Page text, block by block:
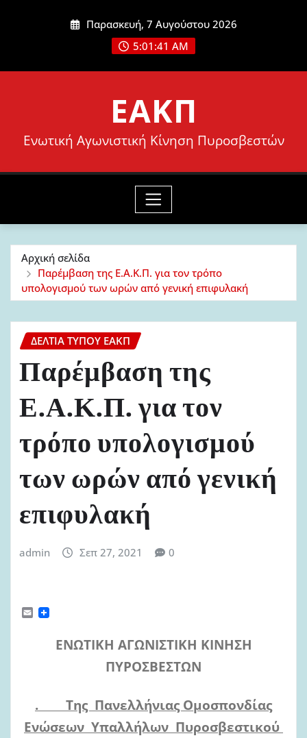
Παρασκευή, 7 Αυγούστου 2026
5:01:43 AM
ΕΑΚΠ
Ενωτική Αγωνιστική Κίνηση Πυροσβεστών
Αρχική σελίδα
Παρέμβαση της Ε.Α.Κ.Π. για τον τρόπο
υπολογισμού των ωρών από γενική επιφυλακή
ΔΕΛΤΊΑ ΤΎΠΟΥ ΕΑΚΠ
Παρέμβαση της
Ε.Α.Κ.Π. για τον
τρόπο υπολογισμού
των ωρών από γενική
επιφυλακή
admin Σεπ 27, 2021 0
E
m
ΕΝΩΤΙΚΗ ΑΓΩΝΙΣΤΙΚΗ ΚΙΝΗΣΗ
ΠΥΡΟΣΒΕΣΤΩΝ
. Της Πανελλήνιας Ομοσπονδίας
Ενώσεων Υπαλλήλων Πυροσβεστικού